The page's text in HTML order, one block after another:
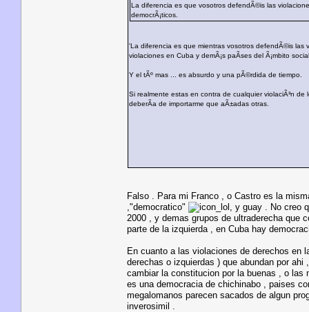
La diferencia es que vosotros defendÃ©is las
democrÃ¡ticos.
'La diferencia es que mientras vosotros defendÃ©is las
violaciones en Cuba y demÃ¡s paÃ­ses del Ã¡mbito
Y el tÃº mas ... es absurdo y una pÃ©rdida de tiempo.
Si realmente estas en contra de cualquier violaciÃ³n
deberÃ­a de importarme que aÃ±adas otras.
Falso . Para mi Franco , o Castro es la
,"democratico"
, y guay . No creo
2000 , y demas grupos de ultraderecha que
parte de la izquierda , en Cuba hay
En cuanto a las violaciones de derechos en
derechas o izquierdas ) que abundan por
cambiar la constitucion por la buenas , o las
es una democracia de chichinabo , paises
megalomanos parecen sacados de algun
inverosimil .